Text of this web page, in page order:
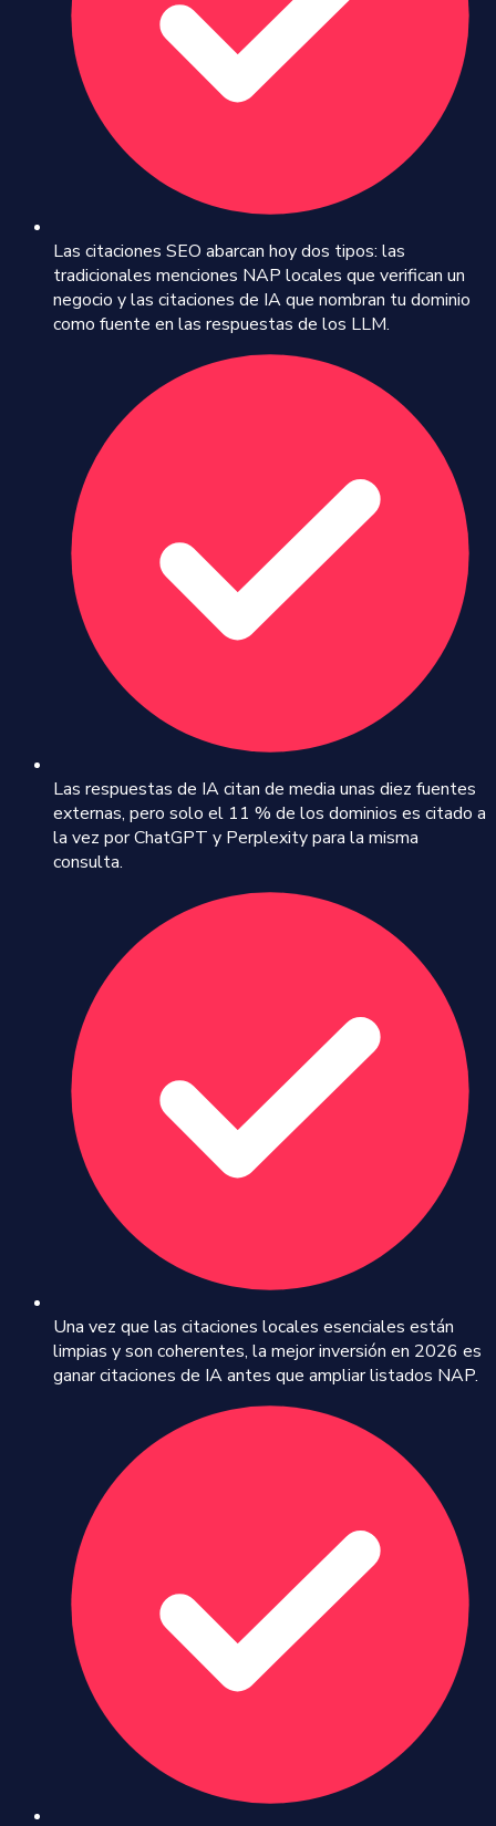
Las citaciones SEO abarcan hoy dos tipos: las
tradicionales menciones NAP locales que verifican un
negocio y las citaciones de IA que nombran tu dominio
como fuente en las respuestas de los LLM.
Las respuestas de IA citan de media unas diez fuentes
externas, pero solo el 11 % de los dominios es citado a
la vez por ChatGPT y Perplexity para la misma
consulta.
Una vez que las citaciones locales esenciales están
limpias y son coherentes, la mejor inversión en 2026 es
ganar citaciones de IA antes que ampliar listados NAP.